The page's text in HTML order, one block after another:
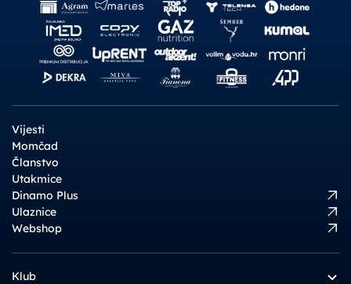
Vijesti
Momčad
Članstvo
Utakmice
Dinamo Plus
Ulaznice
Webshop
Klub